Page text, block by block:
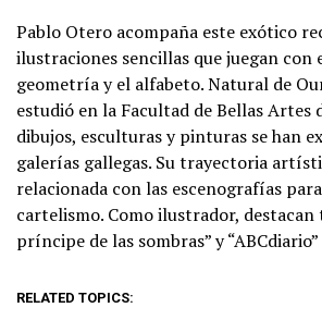
Pablo Otero acompaña este exótico
ilustraciones sencillas que juegan con
geometría y el alfabeto. Natural de
estudió en la Facultad de Bellas Artes
dibujos, esculturas y pinturas se han
galerías gallegas. Su trayectoria
relacionada con las escenografías
cartelismo. Como ilustrador,
príncipe de las sombras” y
RELATED TOPICS: